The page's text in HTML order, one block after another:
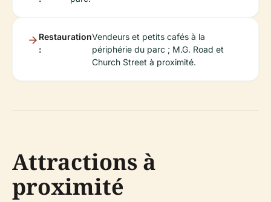
Restauration
:
Vendeurs et petits cafés à la
périphérie du parc ; M.G. Road et
Church Street à proximité.
Attractions à
proximité